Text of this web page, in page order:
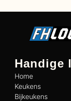
Handige
Home
Keukens
Bijkeukens